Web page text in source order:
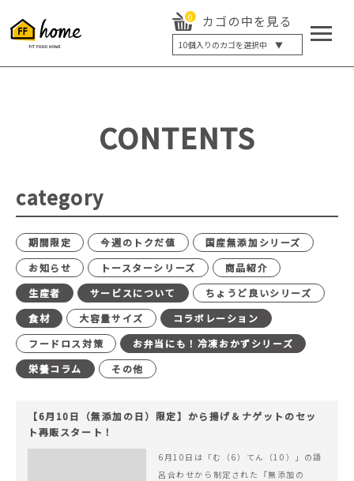
0 カゴの中を見る
10個入りのカゴを選択中 ▼
5個入り
20個入り
最大12%OFF
CONTENTS
category
期間限定 今週のトクだ値
国産無添加シリーズ
お知らせ
トースターシリーズ
商品紹介
生産者
サービスについて
ちょうど良いシリーズ
食材
大容量サイズ
コラボレーション
フードロス対策
お弁当にも！冷凍おかずシリーズ
栄養コラム
その他
【6月10日（無添加の日）限定】から揚げ＆ナゲットのセッ
ト再販スタート！
6月10日は「む（6）てん（10）」の語
呂合わせから制定された『無添加の